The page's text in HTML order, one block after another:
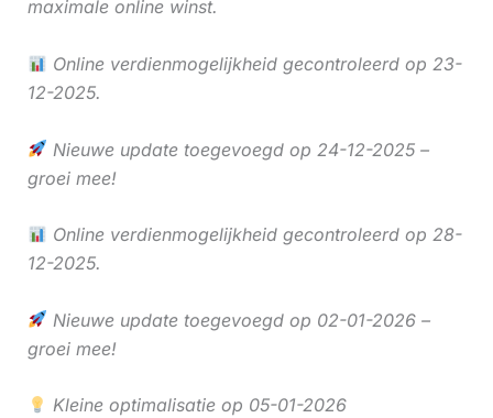
maximale online winst.
Online verdienmogelijkheid gecontroleerd op 23-
12-2025.
Nieuwe update toegevoegd op 24-12-2025 –
groei mee!
Online verdienmogelijkheid gecontroleerd op 28-
12-2025.
Nieuwe update toegevoegd op 02-01-2026 –
groei mee!
Kleine optimalisatie op 05-01-2026